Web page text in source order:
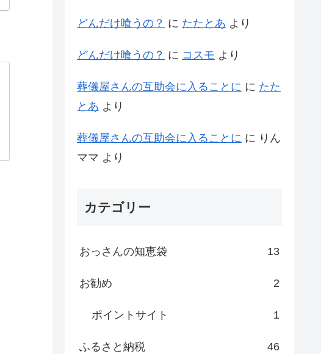
どんだけ喰うの？ に たたとあ より
どんだけ喰うの？ に コスモ より
葬儀屋さんの互助会に入ることに に たた
とあ より
葬儀屋さんの互助会に入ることに に りん
ママ より
カテゴリー
おっさんの知恵袋 13
お勧め 2
ポイントサイト 1
ふるさと納税 46